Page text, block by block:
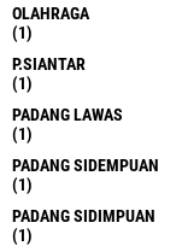
OLAHRAGA
(1)
P.SIANTAR
(1)
PADANG LAWAS
(1)
PADANG SIDEMPUAN
(1)
PADANG SIDIMPUAN
(1)